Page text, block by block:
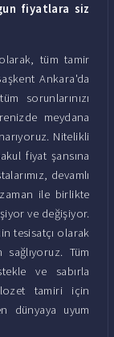
fiyatlara siz
tüm tamir
Ankara'da
sorunlarınızı
meydana
Nitelikli
fiyat şansına
devamlı
ile birlikte
ve değişiyor.
tesisatçı olarak
Tüm
ve sabırla
tamiri için
dünyaya uyum